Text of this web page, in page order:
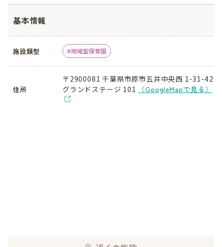
基本情報
施設類型 地域型保育園
住所
〒2900081 千葉県市原市五井中央西 1-31-42
グランドステージ 101
（GoogleMapで見る）